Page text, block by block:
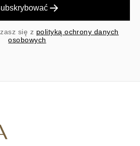
się z polityką ochrony danych
osobowych